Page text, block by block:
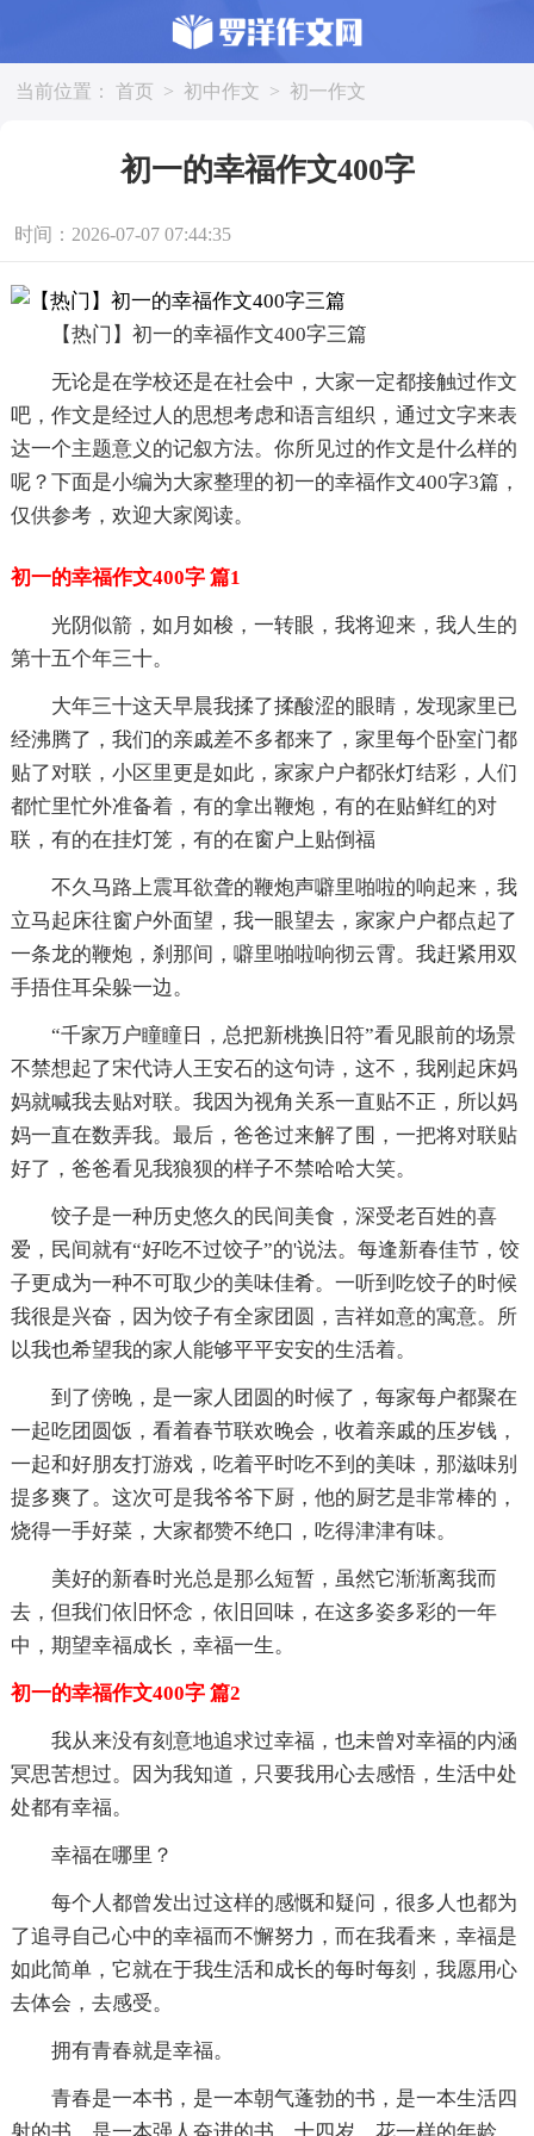
当前位置： 首页 > 初中作文 > 初一作文
初一的幸福作文400字
时间：2026-07-07 07:44:35
【热门】初一的幸福作文400字三篇
无论是在学校还是在社会中，大家一定都接触过作文
吧，作文是经过人的思想考虑和语言组织，通过文字来表
达一个主题意义的记叙方法。你所见过的作文是什么样的
呢？下面是小编为大家整理的初一的幸福作文400字3篇，
仅供参考，欢迎大家阅读。
初一的幸福作文400字 篇1
光阴似箭，如月如梭，一转眼，我将迎来，我人生的
第十五个年三十。
大年三十这天早晨我揉了揉酸涩的眼睛，发现家里已
经沸腾了，我们的亲戚差不多都来了，家里每个卧室门都
贴了对联，小区里更是如此，家家户户都张灯结彩，人们
都忙里忙外准备着，有的拿出鞭炮，有的在贴鲜红的对
联，有的在挂灯笼，有的在窗户上贴倒福
不久马路上震耳欲聋的鞭炮声噼里啪啦的响起来，我
立马起床往窗户外面望，我一眼望去，家家户户都点起了
一条龙的鞭炮，刹那间，噼里啪啦响彻云霄。我赶紧用双
手捂住耳朵躲一边。
“千家万户瞳瞳日，总把新桃换旧符”看见眼前的场景
不禁想起了宋代诗人王安石的这句诗，这不，我刚起床妈
妈就喊我去贴对联。我因为视角关系一直贴不正，所以妈
妈一直在数弄我。最后，爸爸过来解了围，一把将对联贴
好了，爸爸看见我狼狈的样子不禁哈哈大笑。
饺子是一种历史悠久的民间美食，深受老百姓的喜
爱，民间就有“好吃不过饺子”的'说法。每逢新春佳节，饺
子更成为一种不可取少的美味佳肴。一听到吃饺子的时候
我很是兴奋，因为饺子有全家团圆，吉祥如意的寓意。所
以我也希望我的家人能够平平安安的生活着。
到了傍晚，是一家人团圆的时候了，每家每户都聚在
一起吃团圆饭，看着春节联欢晚会，收着亲戚的压岁钱，
一起和好朋友打游戏，吃着平时吃不到的美味，那滋味别
提多爽了。这次可是我爷爷下厨，他的厨艺是非常棒的，
烧得一手好菜，大家都赞不绝口，吃得津津有味。
美好的新春时光总是那么短暂，虽然它渐渐离我而
去，但我们依旧怀念，依旧回味，在这多姿多彩的一年
中，期望幸福成长，幸福一生。
初一的幸福作文400字 篇2
我从来没有刻意地追求过幸福，也未曾对幸福的内涵
冥思苦想过。因为我知道，只要我用心去感悟，生活中处
处都有幸福。
幸福在哪里？
每个人都曾发出过这样的感慨和疑问，很多人也都为
了追寻自己心中的幸福而不懈努力，而在我看来，幸福是
如此简单，它就在于我生活和成长的每时每刻，我愿用心
去体会，去感受。
拥有青春就是幸福。
青春是一本书，是一本朝气蓬勃的书，是一本生活四
射的书，是一本强人奋进的书。十四岁，花一样的年龄。